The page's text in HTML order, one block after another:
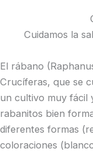
Cuidamos la
El rábano
Crucíferas, que se
un cultivo muy fácil
rabanitos bien
diferentes formas
coloraciones